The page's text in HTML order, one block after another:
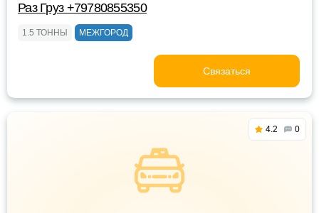
Раз Груз +79780855350
1.5 ТОННЫ МЕЖГОРОД
Связаться
4.2 0